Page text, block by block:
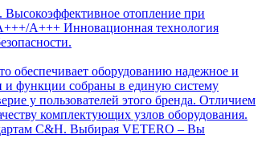
Высокоэффективное отопление при
A+++ Инновационная технология
обеспечивает оборудованию надежное и
и функции собраны в единую систему
у пользователей этого бренда. Отличием
комплектующих узлов оборудования.
C&H. Выбирая VETERO – Вы